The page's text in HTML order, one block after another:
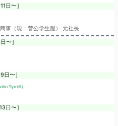
日〜］
事（現：菅公学生服） 元社長
〜］
〜］
Tyrrell）
日〜］